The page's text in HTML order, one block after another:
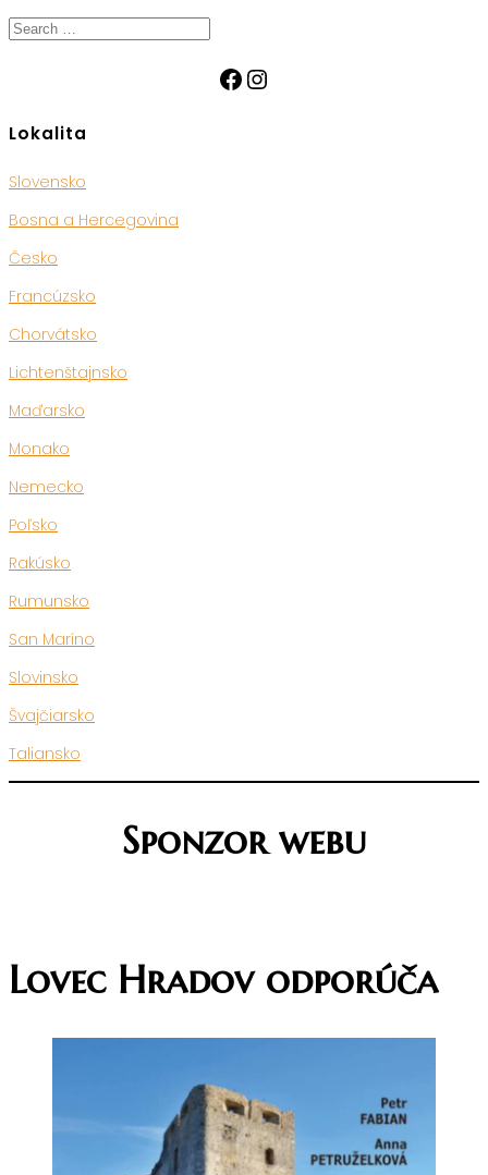
Search
Facebook
Instagram
Lokalita
Slovensko
Bosna a Hercegovina
Česko
Francúzsko
Chorvátsko
Lichtenštajnsko
Maďarsko
Monako
Nemecko
Poľsko
Rakúsko
Rumunsko
San Maríno
Slovinsko
Švajčiarsko
Taliansko
Sponzor webu
Lovec Hradov odporúča